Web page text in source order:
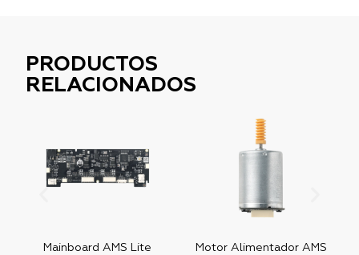
PRODUCTOS
RELACIONADOS
Mainboard AMS Lite
Motor Alimentador AMS